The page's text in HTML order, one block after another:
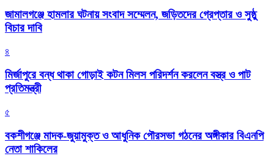
জামালগঞ্জে হামলার ঘটনায় সংবাদ সম্মেলন, জড়িতদের গ্রেপ্তার ও সুষ্ঠু
বিচার দাবি
৪
মির্জাপুরে বন্ধ থাকা গোড়াই কটন মিলস পরিদর্শন করলেন বস্ত্র ও পাট
প্রতিমন্ত্রী
৫
বকশীগঞ্জে মাদক-জুয়ামুক্ত ও আধুনিক পৌরসভা গঠনের অঙ্গীকার বিএনপি
নেতা শাকিলের